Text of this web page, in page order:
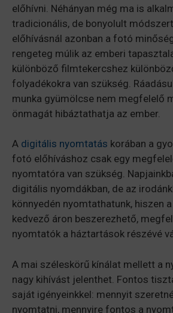
előhívni. Néhányan még ma is
tradicionális, de bonyolult
előhívásnál azonban a fotó
rengeteg múlik az emberi
különböző filmtekercshez
folyadékokra van szükség.
munka gyümölcse nem megfelelő
önmagát hibáztathatja az ember.
A digitális nyomtatás korában a
fotó előhíváshoz csak egy
nyomtatóra van szükség.
digitális nyomdákban, de az
könnyedén nyomtathatunk, hiszen
kedvező áron beszerezhető,
nyomtatók a háztartások részévé
A mai széleskörű kínálat mellett a
nagy kihívást jelenthet. Fontos
saját igényeinkkel: mennyit
nyomtatni, mennyire fontos a